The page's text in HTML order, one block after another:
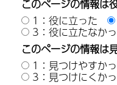
このページの情報は
1：役に立った
3：役に立たなか
このページの情報は
1：見つけやすか
3：見つけにくか